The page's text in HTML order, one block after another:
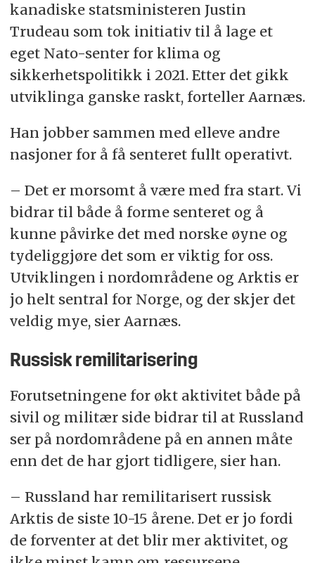
kanadiske statsministeren Justin
Trudeau som tok initiativ til å lage et
eget Nato-senter for klima og
sikkerhetspolitikk i 2021. Etter det gikk
utviklinga ganske raskt, forteller Aarnæs.
Han jobber sammen med elleve andre
nasjoner for å få senteret fullt operativt.
– Det er morsomt å være med fra start. Vi
bidrar til både å forme senteret og å
kunne påvirke det med norske øyne og
tydeliggjøre det som er viktig for oss.
Utviklingen i nordområdene og Arktis er
jo helt sentral for Norge, og der skjer det
veldig mye, sier Aarnæs.
Russisk remilitarisering
Forutsetningene for økt aktivitet både på
sivil og militær side bidrar til at Russland
ser på nordområdene på en annen måte
enn det de har gjort tidligere, sier han.
– Russland har remilitarisert russisk
Arktis de siste 10-15 årene. Det er jo fordi
de forventer at det blir mer aktivitet, og